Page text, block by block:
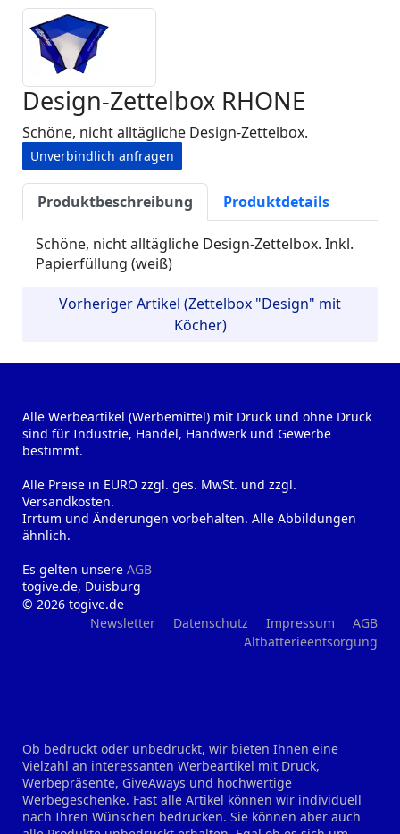
Design-Zettelbox RHONE
Schöne, nicht alltägliche Design-Zettelbox.
Unverbindlich anfragen
Produktbeschreibung Produktdetails
Schöne, nicht alltägliche Design-Zettelbox. Inkl.
Papierfüllung (weiß)
Vorheriger Artikel (Zettelbox "Design" mit
Köcher)
Alle Werbeartikel (Werbemittel) mit Druck und ohne Druck
sind für Industrie, Handel, Handwerk und Gewerbe
bestimmt.
Alle Preise in EURO zzgl. ges. MwSt. und zzgl.
Versandkosten.
Irrtum und Änderungen vorbehalten. Alle Abbildungen
ähnlich.
Es gelten unsere AGB
togive.de, Duisburg
© 2026 togive.de
Newsletter
Datenschutz Impressum
AGB
Altbatterieentsorgung
Ob bedruckt oder unbedruckt, wir bieten Ihnen eine
Vielzahl an interessanten Werbeartikel mit Druck,
Werbepräsente, GiveAways und hochwertige
Werbegeschenke. Fast alle Artikel können wir individuell
nach Ihren Wünschen bedrucken. Sie können aber auch